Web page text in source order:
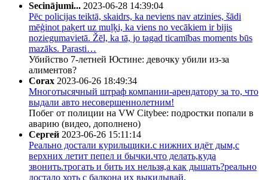
Secinājumi... 2023-06-28 14:39:04
Pēc policijas teiktā, skaidrs, ka neviens nav atzinies, šādi
mēģinot paķert uz muļķi, ka viens no vecākiem ir bijis
noziegumavietā. Žēl, ka tā, jo tagad ticamības moments būs
mazāks. Parasti…
Убийство 7-летней Юстине: девочку убили из-за
алиментов?
Corax 2023-06-26 18:49:34
Многотысячный штраф компании-арендатору за то, что
выдали авто несовершеннолетним!
Побег от полиции на VW Citybee: подростки попали в
аварию (видео, дополнено)
Сергей 2023-06-26 15:11:14
Реально достали курильщики.с нижних идёт дым,с
верхних летит пепел и бычки.что делать,куда
звонить.трогать и бить их нельзя,а как дышать?реально
достало хоть с балкона их выкидывай.